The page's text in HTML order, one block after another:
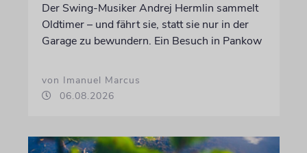
Der Swing-Musiker Andrej Hermlin sammelt
Oldtimer – und fährt sie, statt sie nur in der
Garage zu bewundern. Ein Besuch in Pankow
von Imanuel Marcus
06.08.2026